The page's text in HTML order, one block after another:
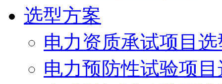
选型方案
电力资质承试项目选
电力预防性试验项